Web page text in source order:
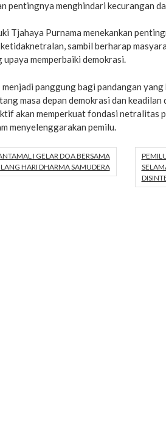
pentingnya menghindari kecurangan
Tjahaya Purnama menekankan
sambil berharap
upaya memperbaiki demokrasi.
menjadi panggung bagi pandangan
masa depan demokrasi dan
akan memperkuat fondasi netralitas
menyelenggarakan pemilu.
I GELAR DOA BERSAMA
HARI DHARMA SAMUDERA